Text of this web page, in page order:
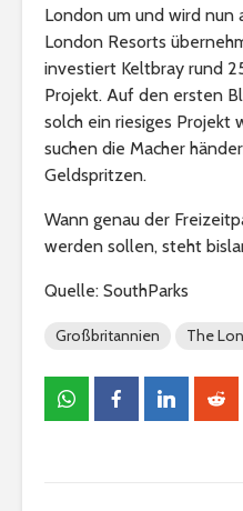
London um und wird nun
London Resorts
investiert Keltbray rund
Projekt. Auf den ersten
solch ein riesiges Projekt
suchen die Macher
Geldspritzen.
Wann genau der
werden sollen, steht
Quelle: SouthParks
Großbritannien The